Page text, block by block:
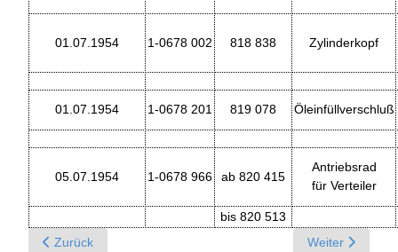
01.07.1954 1-0678 002 818 838 Zylinderkopf
01.07.1954 1-0678 201 819 078 Öleinfüllverschluß
05.07.1954 1-0678 966 ab 820 415
Antriebsrad
für Verteiler
bis 820 513
Previous article: Jun. 1954 - Gruppe M - Motor, Kupplung,
Zurück Next article:
Weiter